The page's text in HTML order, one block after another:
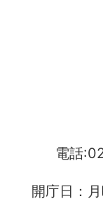
電話
開庁日：